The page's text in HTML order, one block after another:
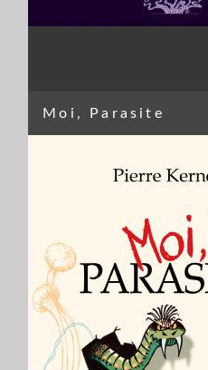
Moi, Parasite